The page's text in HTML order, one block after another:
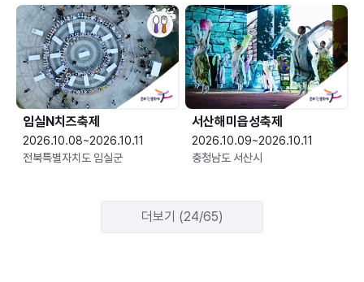
임실N치즈축제
2026.10.08~2026.10.11
전북특별자치도 임실군
서산해미읍성축제
2026.10.09~2026.10.11
충청남도 서산시
더보기 (24/65)